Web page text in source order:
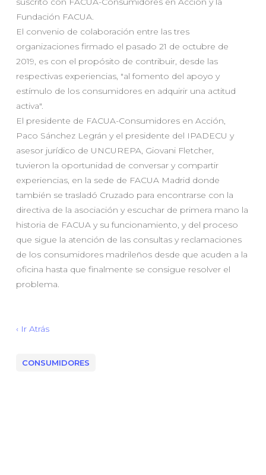
Fundación FACUA.
El convenio de colaboración entre las tres
organizaciones firmado el pasado 21 de octubre de
2019, es con el propósito de contribuir, desde las
respectivas experiencias, "al fomento del apoyo y
estímulo de los consumidores en adquirir una actitud
activa".
El presidente de FACUA-Consumidores en Acción,
Paco Sánchez Legrán y el presidente del IPADECU y
asesor jurídico de UNCUREPA, Giovani Fletcher,
tuvieron la oportunidad de conversar y compartir
experiencias, en la sede de FACUA Madrid donde
también se trasladó Cruzado para encontrarse con la
directiva de la asociación y escuchar de primera mano la
historia de FACUA y su funcionamiento, y del proceso
que sigue la atención de las consultas y reclamaciones
de los consumidores madrileños desde que acuden a la
oficina hasta que finalmente se consigue resolver el
problema.
‹ Ir Atrás
CONSUMIDORES